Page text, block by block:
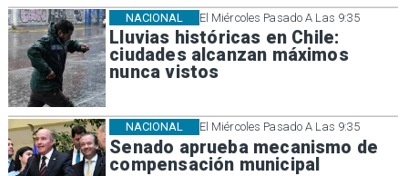
El Miércoles Pasado A Las 9:35
Lluvias históricas en Chile:
ciudades alcanzan máximos
nunca vistos
NACIONAL
El Miércoles Pasado A Las 9:35
Senado aprueba mecanismo de
compensación municipal
NACIONAL